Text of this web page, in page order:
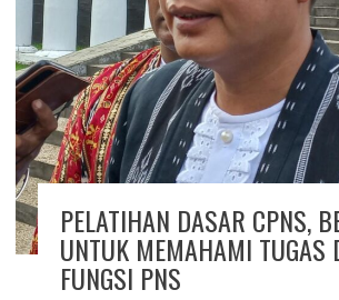
PELATIHAN DASAR CPNS,
UNTUK MEMAHAMI TUGAS
FUNGSI PNS